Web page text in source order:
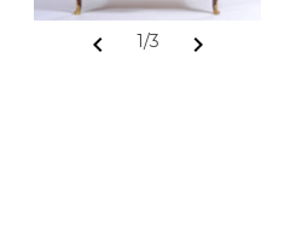
chevron_left 1/3 chevron_right